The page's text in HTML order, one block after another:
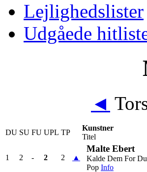
Lejlighedslister
Udgåede
◄
DU SU FU UPL TP
Kunstner
Titel
1 2 - 2 2 ▲
Malte Ebert
Kalde Dem For Du
Pop Info